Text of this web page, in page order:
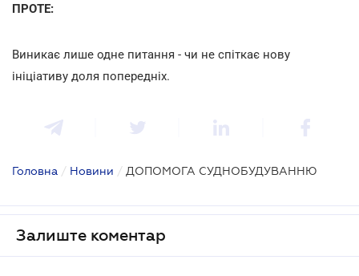
ПРОТЕ:
Виникає лише одне питання - чи не спіткає нову
ініціативу доля попередніх.
Головна / Новини / ДОПОМОГА СУДНОБУДУВАННЮ
Залиште коментар